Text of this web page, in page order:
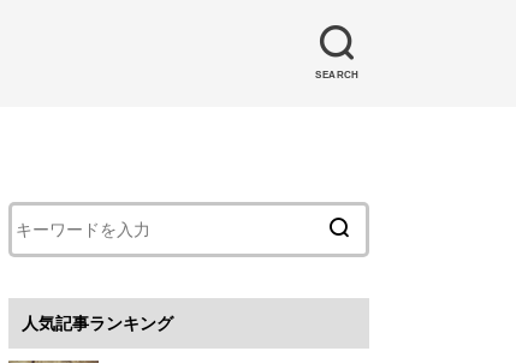
SEARCH
人気記事ランキング